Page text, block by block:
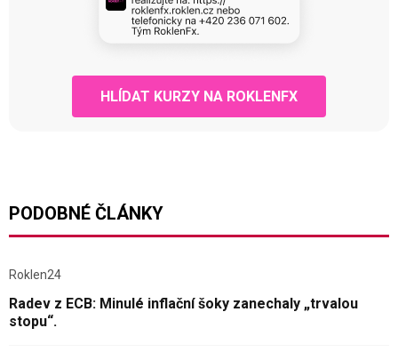
HLÍDAT KURZY NA ROKLENFX
PODOBNÉ ČLÁNKY
Roklen24
Radev z ECB: Minulé inflační šoky zanechaly „trvalou
stopu“.